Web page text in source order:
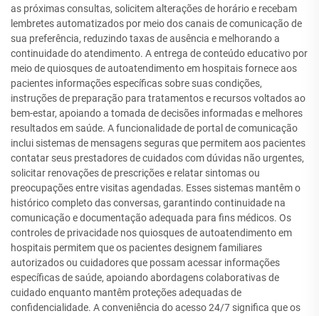
as próximas consultas, solicitem alterações de horário e recebam
lembretes automatizados por meio dos canais de comunicação de
sua preferência, reduzindo taxas de ausência e melhorando a
continuidade do atendimento. A entrega de conteúdo educativo por
meio de quiosques de autoatendimento em hospitais fornece aos
pacientes informações específicas sobre suas condições,
instruções de preparação para tratamentos e recursos voltados ao
bem-estar, apoiando a tomada de decisões informadas e melhores
resultados em saúde. A funcionalidade de portal de comunicação
inclui sistemas de mensagens seguras que permitem aos pacientes
contatar seus prestadores de cuidados com dúvidas não urgentes,
solicitar renovações de prescrições e relatar sintomas ou
preocupações entre visitas agendadas. Esses sistemas mantêm o
histórico completo das conversas, garantindo continuidade na
comunicação e documentação adequada para fins médicos. Os
controles de privacidade nos quiosques de autoatendimento em
hospitais permitem que os pacientes designem familiares
autorizados ou cuidadores que possam acessar informações
específicas de saúde, apoiando abordagens colaborativas de
cuidado enquanto mantêm proteções adequadas de
confidencialidade. A conveniência do acesso 24/7 significa que os